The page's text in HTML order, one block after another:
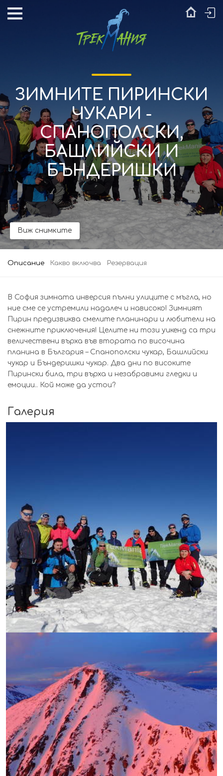
ЗИМНИТЕ ПИРИНСКИ
ЧУКАРИ -
СПАНОПОЛСКИ,
БАШЛИЙСКИ И
БЪНДЕРИШКИ
Виж снимките
Описание Какво включва Резервация
В София зимната инверсия пълни улиците с мъгла, но
ние сме се устремили надалеч и нависоко! Зимният
Пирин предизвиква смелите планинари и любители на
снежните приключения! Целите ни този уикенд са три
величествени върха във втората по височина
планина в България – Спанополски чукар, Башлийски
чукар и Бъндеришки чукар. Два дни по високите
Пирински била, три върха и незабравими гледки и
емоции.. Кой може да устои?
Галерия
УВЕЛИЧИ
УВЕЛИЧИ